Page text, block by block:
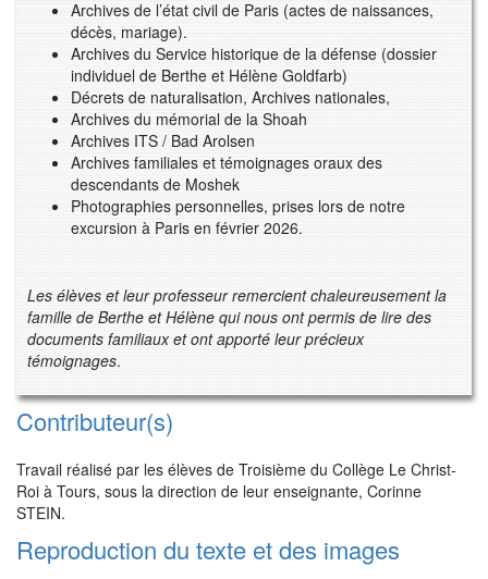
Archives de l’état civil de Paris (actes de naissances,
décès, mariage).
Archives du Service historique de la défense (dossier
individuel de Berthe et Hélène Goldfarb)
Décrets de naturalisation, Archives nationales,
Archives du mémorial de la Shoah
Archives ITS / Bad Arolsen
Archives familiales et témoignages oraux des
descendants de Moshek
Photographies personnelles, prises lors de notre
excursion à Paris en février 2026.
Les élèves et leur professeur remercient chaleureusement la
famille de Berthe et Hélène qui nous ont permis de lire des
documents familiaux et ont apporté leur précieux
témoignages.
Contributeur(s)
Travail réalisé par les élèves de Troisième du Collège Le Christ-
Roi à Tours, sous la direction de leur enseignante, Corinne
STEIN.
Reproduction du texte et des images